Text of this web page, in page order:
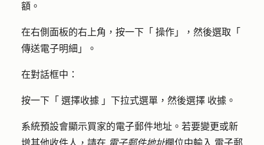
額。
在右側面板的右上角，按一下「 操作 」，然後選取「
傳送電子明細 」。
在對話框中：
按一下「 選擇收據 」下拉式選單，然後選擇 收據 。
系統預設會顯示買家的電子郵件地址。若要變更或新
增其他收件人，請在 電子郵件地址欄位中輸入 電子郵